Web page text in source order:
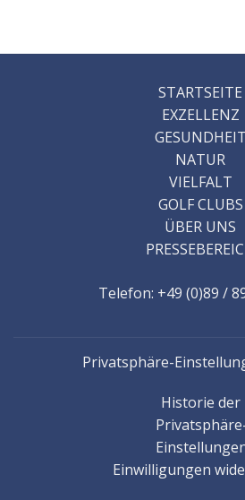
STARTSEITE
EXZELLENZ
GESUNDHEIT
NATUR
VIELFALT
GOLF CLUBS
ÜBER UNS
Telefon: +49 (0)89 /
Privatsphäre-
Historie der
Einwilligungen